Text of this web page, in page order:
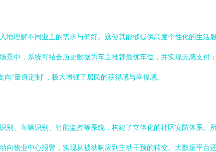
理解不同业主的需求与偏好。这使其能够提供高度个性化的生活
中，系统可结合历史数据为车主推荐最优车位，并实现无感支付
“量身定制”，极大增强了居民的获得感与幸福感。
、车辆识别、智能监控等系统，构建了立体化的社区安防体系。
物业中心报警，实现从被动响应到主动干预的转变。大数据平台